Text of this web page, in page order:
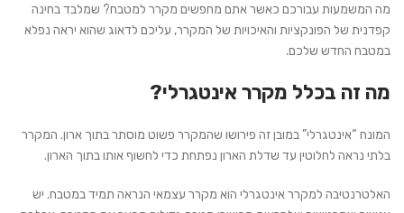
מה המשמעות עבורכם כאשר אתם מחפשים מקרר למטבח? שמלבד בחינה
קפדנית של הפונקציות והאיכויות של המקרר, עליכם לדאוג שהוא יראה נפלא
במטבח החדש שלכם.
מה זה בכלל מקרר אינטגרלי?
המונח “אינטגרלי” במובן זה פירושו שהמקרר פשוט מוסתר בתוך ארון. המקרר
בלתי נראה לחלוטין עד שדלת הארון נפתחת כדי לחשוף אותו בתוך הארון.
האלטרנטיבה למקרר אינטגרלי הוא מקרר עצמאי הנראה תמיד במטבח. יש